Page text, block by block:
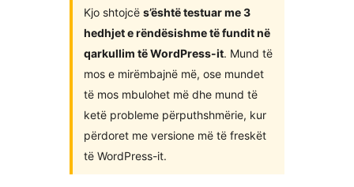
Kjo shtojcë s’është testuar me 3
hedhjet e rëndësishme të fundit në
qarkullim të WordPress-it. Mund të
mos e mirëmbajnë më, ose mundet
të mos mbulohet më dhe mund të
ketë probleme përputhshmërie, kur
përdoret me versione më të freskët
të WordPress-it.